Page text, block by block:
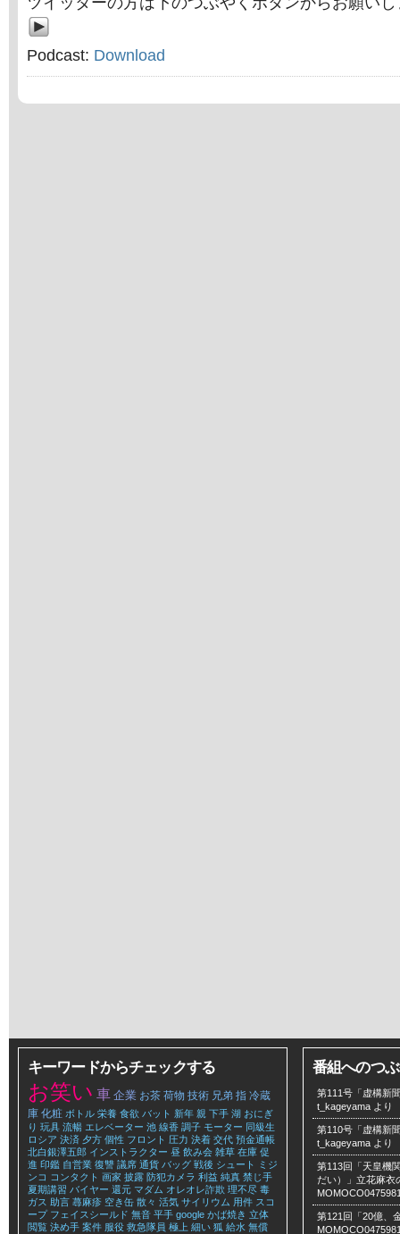
Podcast: Download
キーワードからチェックする
お笑い 車 企業 お茶 荷物 技術 兄弟 指 冷蔵
庫 化粧 ボトル 栄養 食欲 バット 新年 親 下手 湖 おにぎ
り 玩具 流暢 エレベーター 池 線香 調子 モーター 同級生
ロシア 決済 夕方 個性 フロント 圧力 決着 交代 預金通帳
北白銀澤五郎 インストラクター 昼 飲み会 雑草 在庫 促
進 印鑑 自営業 復讐 議席 通貨 バッグ 戦後 シュート
ミジ
ンコ コンタクト 画家 披露 防犯カメラ 利益 純真 禁じ手
夏期講習 バイヤー 還元 マダム オレオレ詐欺 理不尽 毒
ガス 助言 蕁麻疹 空き缶 散々 活気 サイリウム 用件 スコ
ープ フェイスシールド 無音 平手 google かば焼き 立体
閲覧 決め手 案件 服役 救急隊員 極上 細い 狐 給水 無償
番組へのつ
第111号「虚構新
t_kageyama より
第110号「虚構新
t_kageyama より
第113回「天皇機
だい）」立花麻衣
第121回「20億、